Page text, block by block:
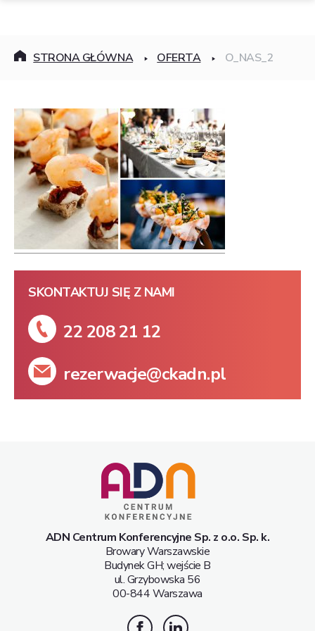
STRONA GŁÓWNA OFERTA O_NAS_2
SKONTAKTUJ SIĘ Z NAMI
22 208 21 12
rezerwacje@ckadn.pl
ADN Centrum Konferencyjne Sp. z o.o. Sp. k.
Browary Warszawskie
Budynek GH; wejście B
ul. Grzybowska 56
00-844 Warszawa